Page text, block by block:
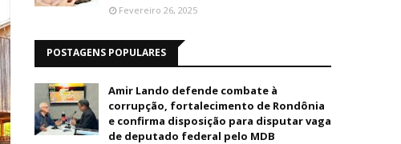
Fevereiro 26, 2025
POSTAGENS POPULARES
Amir Lando defende combate à
corrupção, fortalecimento de Rondônia
e confirma disposição para disputar vaga
de deputado federal pelo MDB